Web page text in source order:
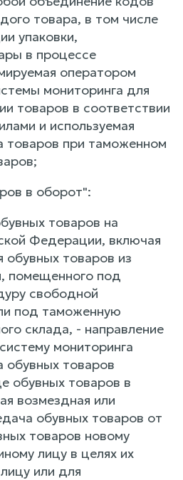
товара, в том числе
упаковки,
в процессе
оператором
мониторинга для
товаров в соответствии
и используемая
товаров при таможенном
в оборот":
товаров на
Федерации, включая
обувных товаров из
помещенного под
свободной
под таможенную
склада, - направление
мониторинга
обувных товаров
обувных товаров в
возмездная или
обувных товаров от
товаров новому
лицу в целях их
или для